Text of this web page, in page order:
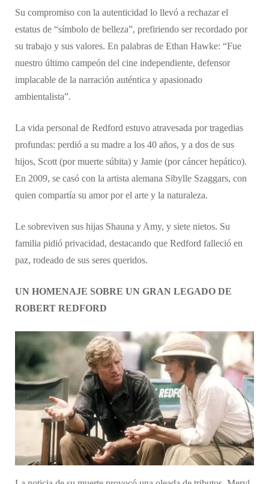
Su compromiso con la autenticidad lo llevó a rechazar el
estatus de “símbolo de belleza”, prefiriendo ser recordado por
su trabajo y sus valores. En palabras de Ethan Hawke: “Fue
nuestro último campeón del cine independiente, defensor
implacable de la narración auténtica y apasionado
ambientalista”.
La vida personal de Redford estuvo atravesada por tragedias
profundas: perdió a su madre a los 40 años, y a dos de sus
hijos, Scott (por muerte súbita) y Jamie (por cáncer hepático).
En 2009, se casó con la artista alemana Sibylle Szaggars, con
quien compartía su amor por el arte y la naturaleza.
Le sobreviven sus hijas Shauna y Amy, y siete nietos. Su
familia pidió privacidad, destacando que Redford falleció en
paz, rodeado de sus seres queridos.
UN HOMENAJE SOBRE UN GRAN LEGADO DE
ROBERT REDFORD